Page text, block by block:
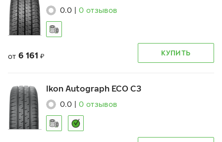
0.0 0 отзывов
от 6 161 ₽ КУПИТЬ
Ikon Autograph ECO C3
0.0 0 отзывов